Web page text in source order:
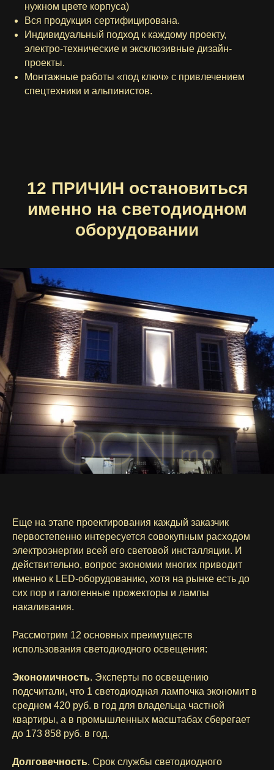
нужном цвете корпуса)
Вся продукция сертифицирована.
Индивидуальный подход к каждому проекту,
электро-технические и эксклюзивные дизайн-
проекты.
Монтажные работы «под ключ» с привлечением
спецтехники и альпинистов.
12 ПРИЧИН остановиться
именно на светодиодном
оборудовании
Еще на этапе проектирования каждый заказчик
первостепенно интересуется совокупным расходом
электроэнергии всей его световой инсталляции. И
действительно, вопрос экономии многих приводит
именно к LED-оборудованию, хотя на рынке есть до
сих пор и галогенные прожекторы и лампы
накаливания.
Рассмотрим 12 основных преимуществ
использования светодиодного освещения:
Экономичность. Эксперты по освещению
подсчитали, что 1 светодиодная лампочка экономит в
среднем 420 руб. в год для владельца частной
квартиры, а в промышленных масштабах сберегает
до 173 858 руб. в год.
Долговечность. Срок службы светодиодного